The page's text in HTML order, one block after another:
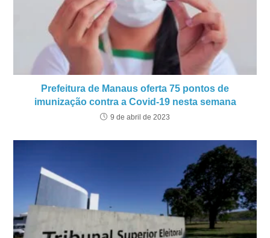
Prefeitura de Manaus oferta 75 pontos de
imunização contra a Covid-19 nesta semana
9 de abril de 2023